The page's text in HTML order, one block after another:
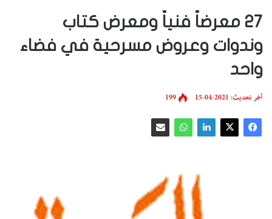
27 معرضاً فنياً ومعرض كتاب
وندوات وعروض مسرحية في فضاء
واحد
آخر تحديث: 2021-04-15 199